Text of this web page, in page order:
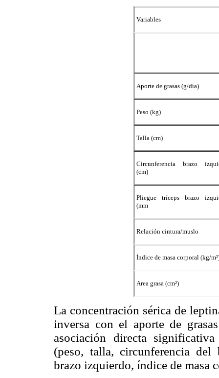
Variables
Aporte de grasas (g/día)
Peso (kg)
Talla (cm)
Circunferencia brazo
(cm)
Pliegue tríceps brazo
(mm
Relación cintura/muslo
Índice de masa corporal (kg/
Area grasa (cm²)
La concentración sérica de
inversa con el aporte de
asociación directa
(peso, talla, circunferencia
brazo izquierdo, índice de masa